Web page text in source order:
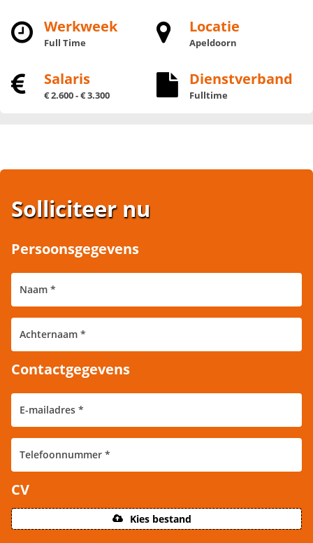
Werkweek
Full Time
Locatie
Apeldoorn
Salaris
€ 2.600 - € 3.300
Dienstverband
Fulltime
Solliciteer nu
Persoonsgegevens
Contactgegevens
CV
Kies bestand